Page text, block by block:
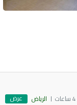
الرياض عرض